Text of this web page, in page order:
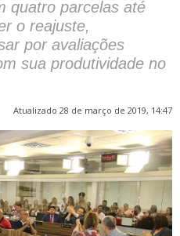
quatro parcelas até
o reajuste,
por avaliações
sua produtividade no
Atualizado 28 de março de 2019, 14:47